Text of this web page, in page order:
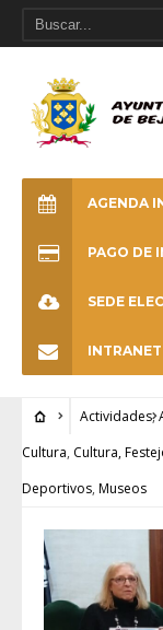
AGENDA
PAGO DE
SEDE
INTRANET
Actividades,
Cultura, Cultura,
Deportivos, Museos